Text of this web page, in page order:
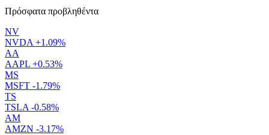
Πρόσφατα προβληθέντα
NV
NVDA +1.09%
AA
AAPL +0.53%
MS
MSFT -1.79%
TS
TSLA -0.58%
AM
AMZN -3.17%